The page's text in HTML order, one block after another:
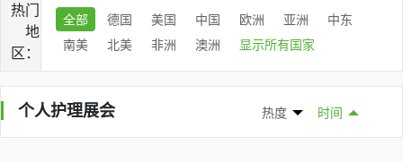
热门
地
区：
全部 德国 美国 中国 欧洲 亚洲
中东
南美
北美 非洲 澳洲 显示所有国家
个人护理展会 热度 时间